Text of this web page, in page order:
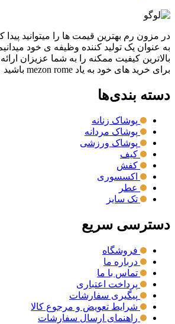
در مزون رم بهترین قیمت ها را میتوانید
به عنوان یک تولید کننده وظیفه ی خود
بالاترین کیفیت ممکنه را به شما عزیزان
برای خرید های خود به یاد mezon rome باشید
دسته بندی‌ها
پوشاک زنانه
پوشاک مردانه
پوشاک ورزشی
کیف
کفش
اکسسوری
عطر
تک سایز
دسترسی سریع
فروشگاه
درباره ما
تماس با ما
پرداخت اعتباری
پیگیری سفارشات
شرایط تعویض و مرجوع کالا
راهنمای ارسال سفارشات